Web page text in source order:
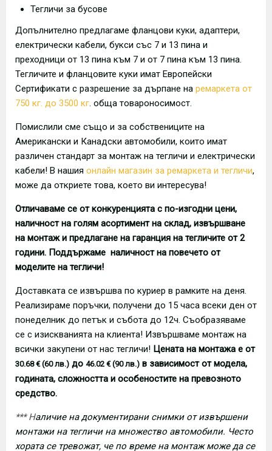
Тегличи за бусове
Допълнително предлагаме фланцови куки, адаптери,
електрически кабели, букси със 7 и 13 пина и
преходници от 13 пина към 7 и от 7 пина към 13 пина.
Тегличите и фланцовите куки имат Европейски
Сертификати с разрешение за дърпане на ремаркета от
750 кг. до 3500 кг. обща товароносимост.
Помислили сме също и за собствениците на
Американски и Канадски автомобили, които имат
различен стандарт за монтаж на тегличи и електрически
кабели! В нашия онлайн магазин за ремаркета и тегличи,
може да откриете това, което ви интересува!
Отличаваме се от конкуренцията с по-изгодни цени,
наличност на голям асортимент на склад, извършване
на монтаж и предлагане на гаранция на тегличите от 2
години. Поддържаме наличност на повечето от
моделите на тегличи!
Доставката се извършва по куриер в рамките на деня.
Реализираме поръчки, получени до 15 часа всеки ден от
понеделник до петък и събота до 12ч. Съобразяваме
се с изискванията на клиента! Извършваме монтаж на
всички закупени от нас тегличи! Цената на монтажа е от
30.68 € (60 лв.) до 46.02 € (90 лв.) в зависимост от модела,
годината, сложността и особеностите на превозното
средство.
*** Наличие на документирани снимки от извършени
монтажи на тегличи на множество автомобили. Често
хората се тревожат, че по време на монтаж може да се